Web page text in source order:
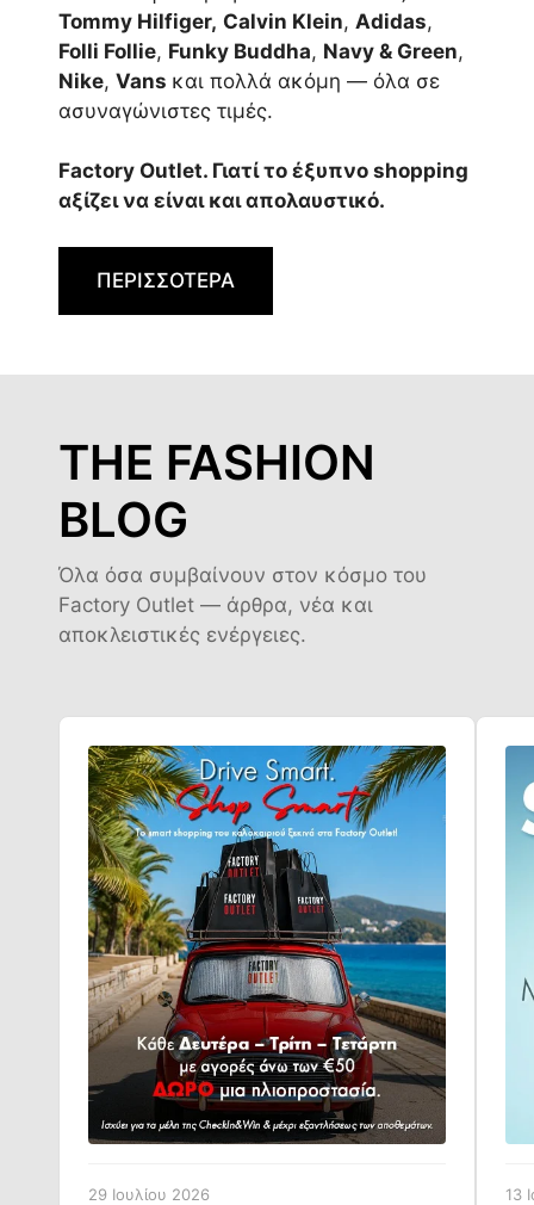
Tommy Hilfiger, Calvin Klein, Adidas,
Folli Follie, Funky Buddha, Navy & Green,
Nike, Vans και πολλά ακόμη — όλα σε
ασυναγώνιστες τιμές.
Factory Outlet. Γιατί το έξυπνο shopping
αξίζει να είναι και απολαυστικό.
ΠΕΡΙΣΣΟΤΕΡΑ
THE FASHION
BLOG
Όλα όσα συμβαίνουν στον κόσμο του
Factory Outlet — άρθρα, νέα και
αποκλειστικές ενέργειες.
29 Ιουλίου 2026 13